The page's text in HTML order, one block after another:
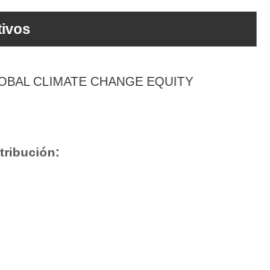
CLIMATE CHANGE EQUITY